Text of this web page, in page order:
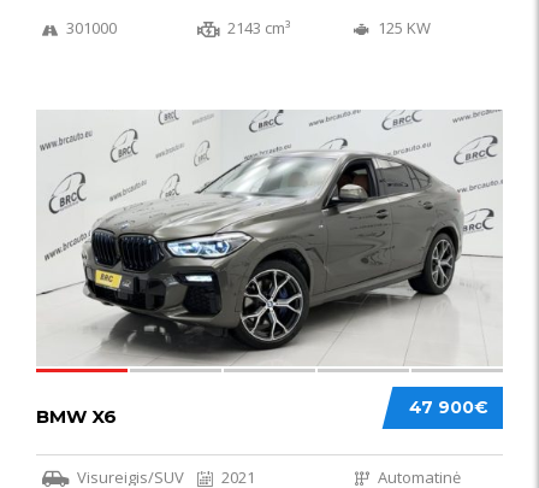
301000 2143 cm³ 125 KW
58
47 900€
BMW X6
Visureigis/SUV 2021 Automatinė